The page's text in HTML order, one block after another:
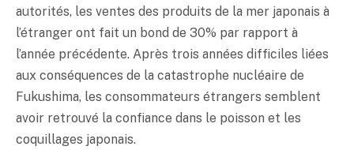
autorités, les ventes des produits de la mer japonais à
l’étranger ont fait un bond de 30% par rapport à
l’année précédente. Après trois années difficiles liées
aux conséquences de la catastrophe nucléaire de
Fukushima, les consommateurs étrangers semblent
avoir retrouvé la confiance dans le poisson et les
coquillages japonais.